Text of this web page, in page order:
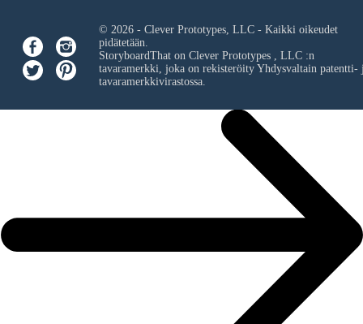
© 2026 - Clever Prototypes, LLC - Kaikki oikeudet
pidätetään.
StoryboardThat on Clever Prototypes , LLC:n
tavaramerkki, joka on rekisteröity Yhdysvaltain patentti-
tavaramerkkivirastossa.